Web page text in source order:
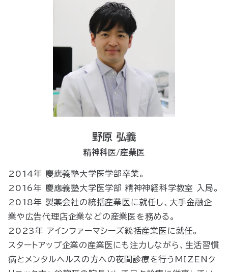
野原 弘義
精神科医/産業医
2014年 慶應義塾大学医学部卒業。
2016年 慶應義塾大学医学部 精神神経科学教室 入局。
2018年 製薬会社の統括産業医に就任し、大手金融企
業や広告代理店企業などの産業医を務める。
2023年 アインファーマシーズ統括産業医に就任。
スタートアップ企業の産業医にも注力しながら、生活習慣
病とメンタルヘルスの方への夜間診療を行うMIZENク